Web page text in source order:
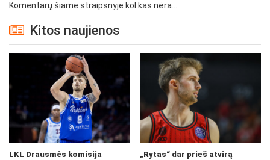
Komentarų šiame straipsnyje kol kas nėra...
Kitos naujienos
LKL Drausmės komisija
„Rytas“ dar prieš atvirą